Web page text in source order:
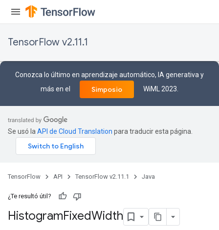
TensorFlow v2.11.1
Conozca lo último en aprendizaje automático, IA generativa y
más en el
Simposio WiML 2023.
Se usó la API de Cloud Translation para traducir esta página.
TensorFlow API TensorFlow v2.11.1 Java
¿Te resultó útil?
HistogramFixedWidth